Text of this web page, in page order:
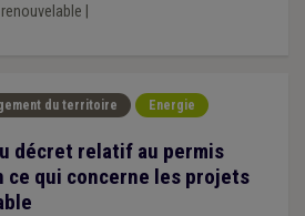
du territoire Energie
décret relatif au permis
ce qui concerne les projets